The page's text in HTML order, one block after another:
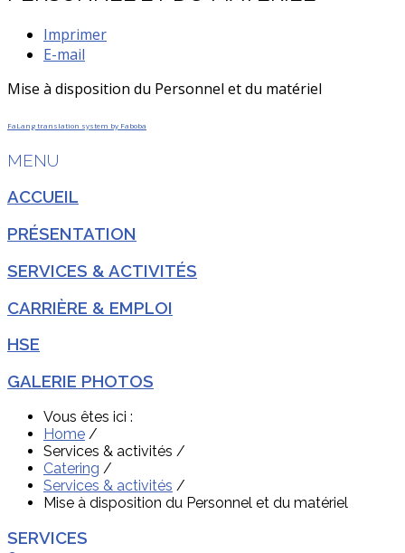
Imprimer
E-mail
Mise à disposition du Personnel et du matériel
FaLang translation system by Faboba
MENU
ACCUEIL
PRÉSENTATION
SERVICES & ACTIVITÉS
CARRIÈRE & EMPLOI
HSE
GALERIE PHOTOS
Vous êtes ici :
Home /
Services & activités /
Catering /
Services & activités /
Mise à disposition du Personnel et du matériel
SERVICES